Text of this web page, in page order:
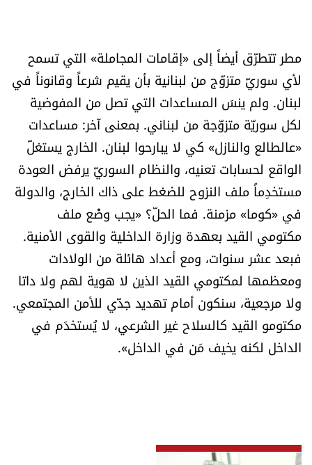
مطر تتطرّق أيضاً إلى «إقامات المجاملة» التي تسمح
لأي سوريّ متزوّج من لبنانية بأن يقيم شرعاً وقانوناً في
لبنان. ولم ينسَ المساعدات التي تصل من المفوضية
لكل سوريّة متزوّجة من لبناني. بمعنى آخر: مساعدات
«عالطالع والنازل» كي لا يبارحوا لبنان. الخارج يستغلّ
الواقع لحسابات تعنيه، والنظام السوريّ يرفض العودة
مستخدِماً ملف النزوح للضغط على ذاك الخارج، والدولة
في «كوما» مزمنة. فما الحلّ؟ «يجب وضْع ملف
مكتومي القيد بعهدة وزارة الداخلية والقوى الأمنية.
فبعد عشر سنوات، ومع أعداد هائلة من الولادات
ومعظمها لمكتومي القيد الذين لا هوية لهم ولا داتا
ولا مرجعية، سنكون أمام تهديد جدّي للأمن المجتمعي.
مكتومو القيد كالسلاح غير الشرعي، لا يُستخدَم في
الداخل لكنه يخيف مَن في الداخل».